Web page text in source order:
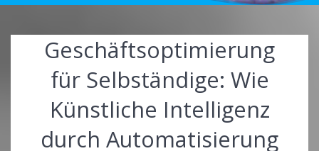
Geschäftsoptimierung
für Selbständige: Wie
Künstliche Intelligenz
durch Automatisierung